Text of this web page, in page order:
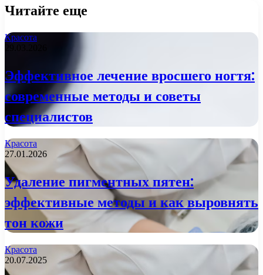
Читайте еще
Красота
Эффективное лечение вросшего ногтя:
современные методы и советы
специалистов
Красота
27.01.2026
Удаление пигментных пятен:
эффективные методы и как выровнять
тон кожи
Красота
20.07.2025